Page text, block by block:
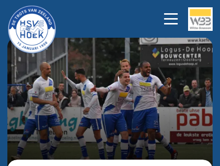
Bekijk alle foto's